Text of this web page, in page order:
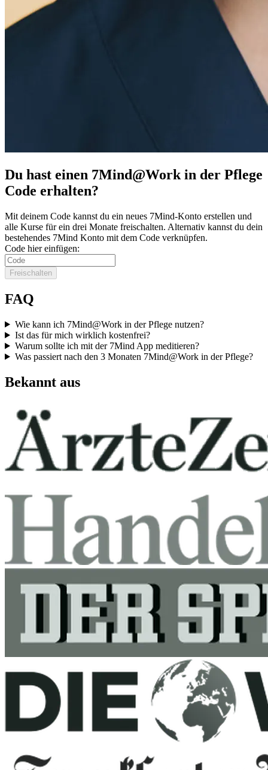
Du hast einen 7Mind@Work in der Pflege
Code erhalten?
Mit deinem Code kannst du ein neues 7Mind-Konto erstel­len und
alle Kurse für ein drei Monate frei­schal­ten. Alternativ kannst du dein
bestehendes 7Mind Konto mit dem Code verknüpfen.
Code hier einfügen:
Freischalten
FAQ
Wie kann ich 7Mind@Work in der Pflege nutzen?
Ist das für mich wirklich kostenfrei?
Warum sollte ich mit der 7Mind App meditieren?
Was passiert nach den 3 Monaten 7Mind@Work in der Pflege?
Bekannt aus